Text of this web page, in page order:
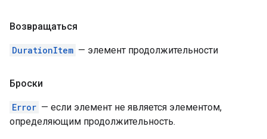
Возвращаться
DurationItem — элемент продолжительности
Броски
Error — если элемент не является элементом,
определяющим продолжительность.